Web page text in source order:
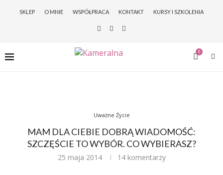
SKLEP O MNIE WSPÓŁPRACA KONTAKT KURSY I SZKOLENIA
0
Uważne Życie
MAM DLA CIEBIE DOBRĄ WIADOMOŚĆ:
SZCZĘŚCIE TO WYBÓR. CO WYBIERASZ?
25 maja 2014 14 komentarzy